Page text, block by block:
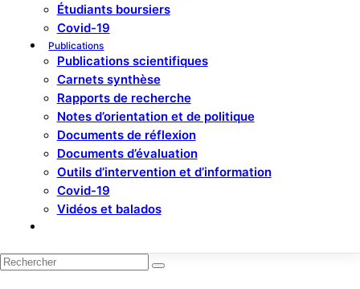
Étudiants boursiers
Covid-19
Publications
Publications scientifiques
Carnets synthèse
Rapports de recherche
Notes d’orientation et de politique
Documents de réflexion
Documents d’évaluation
Outils d’intervention et d’information
Covid-19
Vidéos et balados